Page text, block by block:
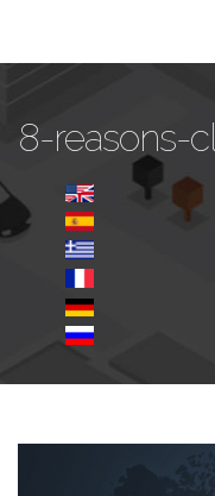
8-reasons-